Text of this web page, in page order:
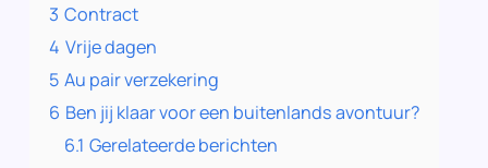
3 Contract
4 Vrije dagen
5 Au pair verzekering
6 Ben jij klaar voor een buitenlands avontuur?
6.1 Gerelateerde berichten